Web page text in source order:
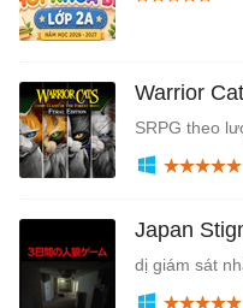
Warrior
SRPG theo
Japan
dị giám sát